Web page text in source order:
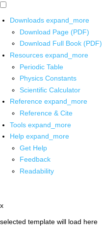
Downloads expand_more
Download Page (PDF)
Download Full Book (PDF)
Resources expand_more
Periodic Table
Physics Constants
Scientific Calculator
Reference expand_more
Reference & Cite
Tools expand_more
Help expand_more
Get Help
Feedback
Readability
x
selected template will load here